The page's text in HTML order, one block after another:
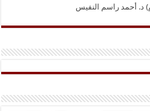
د. أحمد راسم النفيس